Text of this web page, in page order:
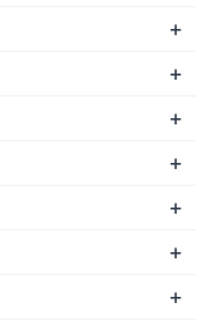
+
+
+
+
+
+
+